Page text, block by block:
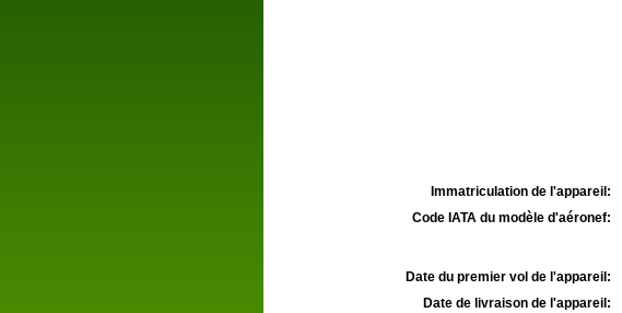
Immatriculation de l'appareil:
Code IATA du modèle d'aéronef:
Date du premier vol de l'appareil:
Date de livraison de l'appareil: